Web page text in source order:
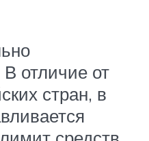
отличие от
стран, в